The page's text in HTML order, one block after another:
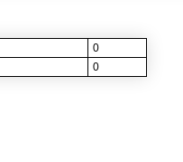
0
0